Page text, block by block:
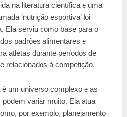
na literatura científica e uma
‘nutrição esportiva’ foi
Ela serviu como base para o
padrões alimentares e
atletas durante períodos de
relacionados à competição.
um universo complexo e as
variar muito. Ela atua
por exemplo, planejamento